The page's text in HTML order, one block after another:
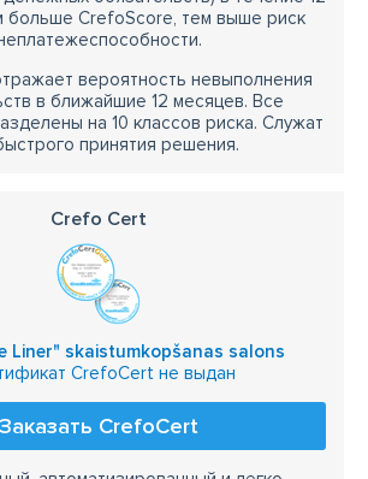
больше CrefoScore, тем выше риск
вероятность невыполнения
в ближайшие 12 месяцев. Все
на 10 классов риска. Служат
принятия решения.
Crefo Cert
Liner" skaistumkopšanas salons
CrefoCert не выдан
Заказать CrefoCert